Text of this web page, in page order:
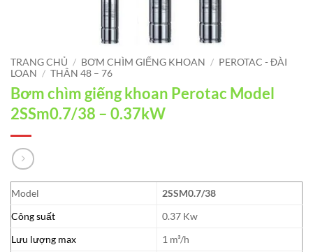
TRANG CHỦ / BƠM CHÌM GIẾNG KHOAN / PEROTAC - ĐÀI
LOAN / THÂN 48 – 76
Bơm chìm giếng khoan Perotac Model
2SSm0.7/38 – 0.37kW
Model
2SSM0.7/38
Công suất
0.37 Kw
Lưu lượng max
1 m³/h